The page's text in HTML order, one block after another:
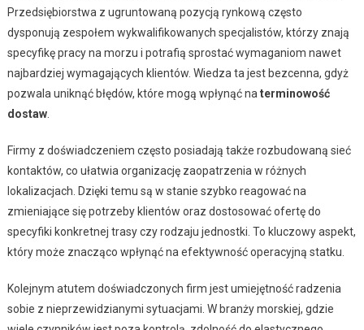
Przedsiębiorstwa z ugruntowaną pozycją rynkową często
dysponują zespołem wykwalifikowanych specjalistów, którzy znają
specyfikę pracy na morzu i potrafią sprostać wymaganiom nawet
najbardziej wymagających klientów. Wiedza ta jest bezcenna, gdyż
pozwala uniknąć błędów, które mogą wpłynąć na terminowość
dostaw.
Firmy z doświadczeniem często posiadają także rozbudowaną sieć
kontaktów, co ułatwia organizację zaopatrzenia w różnych
lokalizacjach. Dzięki temu są w stanie szybko reagować na
zmieniające się potrzeby klientów oraz dostosować ofertę do
specyfiki konkretnej trasy czy rodzaju jednostki. To kluczowy aspekt,
który może znacząco wpłynąć na efektywność operacyjną statku.
Kolejnym atutem doświadczonych firm jest umiejętność radzenia
sobie z nieprzewidzianymi sytuacjami. W branży morskiej, gdzie